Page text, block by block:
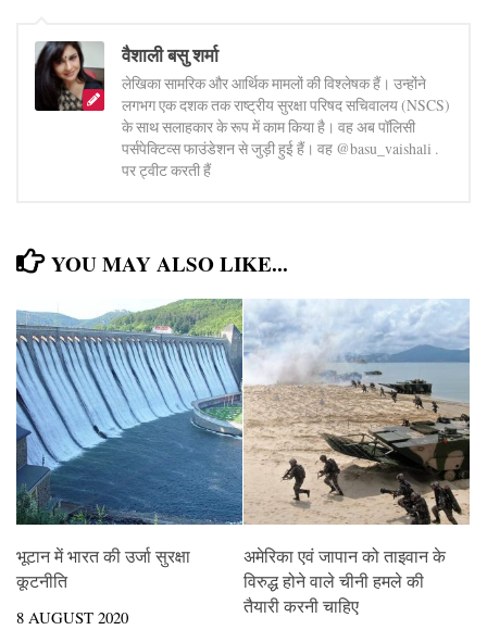
वैशाली बसु शर्मा
लेखिका सामरिक और आर्थिक मामलों की विश्लेषक हैं। उन्होंने
लगभग एक दशक तक राष्ट्रीय सुरक्षा परिषद सचिवालय (NSCS)
के साथ सलाहकार के रूप में काम किया है। वह अब पॉलिसी
पर्सपेक्टिव्स फाउंडेशन से जुड़ी हुई हैं। वह @basu_vaishali .
पर ट्वीट करती हैं
YOU MAY ALSO LIKE...
भूटान में भारत की उर्जा सुरक्षा
कूटनीति
8 AUGUST 2020
अमेरिका एवं जापान को ताइवान के
विरुद्ध होने वाले चीनी हमले की
तैयारी करनी चाहिए